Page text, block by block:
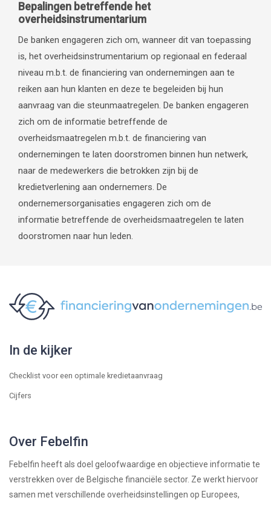
Bepalingen betreffende het
overheidsinstrumentarium
De banken engageren zich om, wanneer dit van toepassing
is, het overheidsinstrumentarium op regionaal en federaal
niveau m.b.t. de financiering van ondernemingen aan te
reiken aan hun klanten en deze te begeleiden bij hun
aanvraag van die steunmaatregelen. De banken engageren
zich om de informatie betreffende de
overheidsmaatregelen m.b.t. de financiering van
ondernemingen te laten doorstromen binnen hun netwerk,
naar de medewerkers die betrokken zijn bij de
kredietverlening aan ondernemers. De
ondernemersorganisaties engageren zich om de
informatie betreffende de overheidsmaatregelen te laten
doorstromen naar hun leden.
In de kijker
Checklist voor een optimale kredietaanvraag
Cijfers
Over Febelfin
Febelfin heeft als doel geloofwaardige en objectieve informatie te
verstrekken over de Belgische financiële sector. Ze werkt hiervoor
samen met verschillende overheidsinstellingen op Europees,